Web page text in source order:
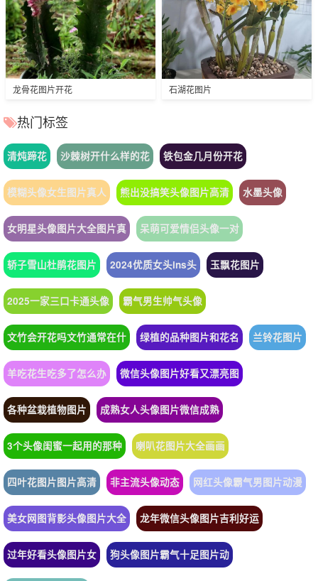
龙骨花图片开花 石湖花图片
热门标签
清炖蹄花 沙棘树开什么样的花 铁包金几月份开花
模糊头像女生图片真人 熊出没搞笑头像图片高清 水墨头像
女明星头像图片大全图片真 呆萌可爱情侣头像一对
轿子雪山杜鹃花图片 2024优质女头ins头 玉飘花图片
2025一家三口卡通头像 霸气男生帅气头像
文竹会开花吗文竹通常在什 绿植的品种图片和花名 兰铃花图片
羊吃花生吃多了怎么办 微信头像图片好看又漂亮图
各种盆栽植物图片 成熟女人头像图片微信成熟
3个头像闺蜜一起用的那种 喇叭花图片大全画画
四叶花图片图片高清 非主流头像动态 网红头像霸气男图片动漫
美女网图背影头像图片大全 龙年微信头像图片吉利好运
过年好看头像图片女 狗头像图片霸气十足图片动